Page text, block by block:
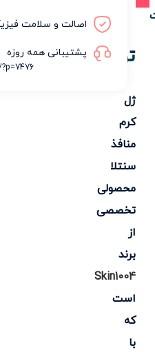
توضیحات
ژل
کرم
منافذ
سنتلا
محصولی
تخصصی
از
برند
Skin1004
است
که
با
اصالت و سلامت
پشتیبانی همه روزه